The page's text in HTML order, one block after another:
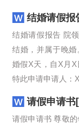
结婚请假报
结婚请假报告 院
结婚，并属于晚
婚假X天，自X月X
特此申请申请人：
请假申请
请假申请书 尊敬的